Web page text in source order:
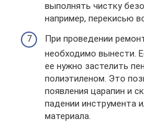
выполнять чистку
например, перекисью
При проведении
необходимо вынести.
ее нужно застелить
полиэтиленом. Это
появления царапин и
падении инструмента
материала.